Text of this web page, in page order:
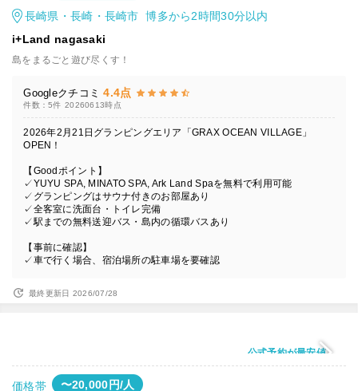
長崎県・長崎・長崎市 博多から2時間30分以内
i+Land nagasaki
島をまるごと遊び尽くす！
Googleクチコミ 4.4点
件数：5件 20260613時点
2026年2月21日グランピングエリア「GRAX OCEAN VILLAGE」
OPEN！
【Goodポイント】
✓YUYU SPA, MINATO SPA, Ark Land Spaを無料で利用可能
✓グランピングはサウナ付きのお部屋あり
✓全客室に洗面台・トイレ完備
✓駅までの無料送迎バス・島内の循環バスあり
【事前に確認】
✓車で行く場合、宿泊場所の駐車場を要確認
最終更新日 2026/07/28
公式予約が最安値
価格帯 〜20,000円/人